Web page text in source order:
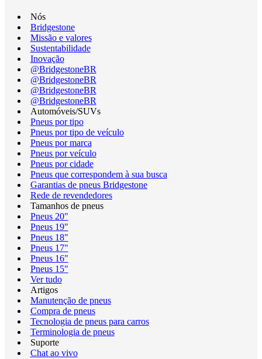
Nós
Bridgestone
Missão e valores
Sustentabilidade
Inovação
@BridgestoneBR
@BridgestoneBR
@BridgestoneBR
@BridgestoneBR
Automóveis/SUVs
Pneus por tipo
Pneus por tipo de veículo
Pneus por marca
Pneus por veículo
Pneus por cidade
Pneus que correspondem à sua busca
Garantias de pneus Bridgestone
Rede de revendedores
Tamanhos de pneus
Pneus 20"
Pneus 19"
Pneus 18"
Pneus 17"
Pneus 16"
Pneus 15"
Ver tudo
Artigos
Manutenção de pneus
Compra de pneus
Tecnologia de pneus para carros
Terminologia de pneus
Suporte
Chat ao vivo